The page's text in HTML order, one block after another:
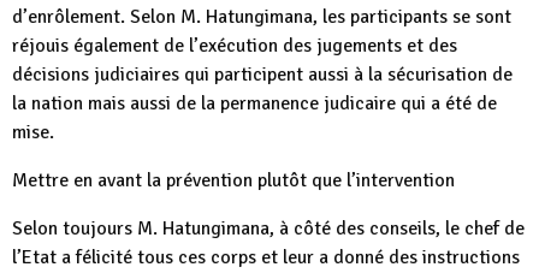
d’enrôlement. Selon M. Hatungimana, les participants se sont
réjouis également de l’exécution des jugements et des
décisions judiciaires qui participent aussi à la sécurisation de
la nation mais aussi de la permanence judicaire qui a été de
mise.
Mettre en avant la prévention plutôt que l’intervention
Selon toujours M. Hatungimana, à côté des conseils, le chef de
l’Etat a félicité tous ces corps et leur a donné des instructions